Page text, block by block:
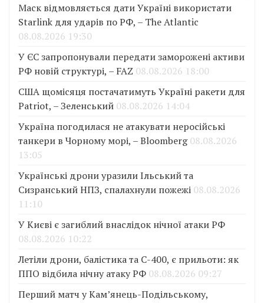
Маск відмовляється дати Україні використати
Starlink для ударів по РФ, – The Atlantic
08.08.2026 19:30
У ЄС запропонували передати заморожені активи
РФ новій структурі, – FAZ 08.08.2026 18:00
США щомісяця постачатимуть Україні ракети для
Patriot, – Зеленський 08.08.2026 14:04
Україна погодилася не атакувати неросійські
танкери в Чорному морі, – Bloomberg 08.08.2026
13:05
Українські дрони уразили Ільський та
Сизранський НПЗ, спалахнули пожежі 08.08.2026
11:10
У Києві є загиблий внаслідок нічної атаки РФ
08.08.2026 10:22
Летіли дрони, балістика та С-400, є прильоти: як
ППО відбила нічну атаку РФ 08.08.2026 09:27
Перший матч у Кам’янець-Подільському,